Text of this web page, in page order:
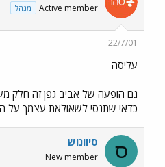
Active member מנהל
22/7/01
עליסה
גם הופעה של אביב גפן זה חלק
כדאי שתנסי לשאולאת עצמך
ס סיוונוש
New member